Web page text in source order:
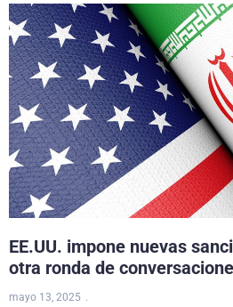
EE.UU. impone nuevas
otra ronda de
mayo 13, 2025